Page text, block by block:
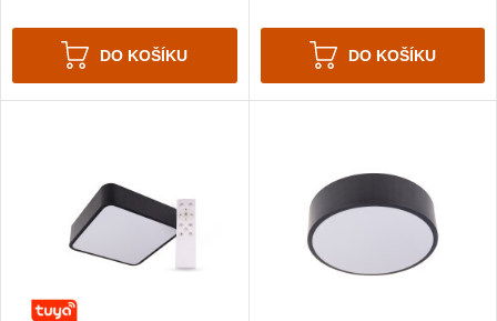
DO KOŠÍKU DO KOŠÍKU